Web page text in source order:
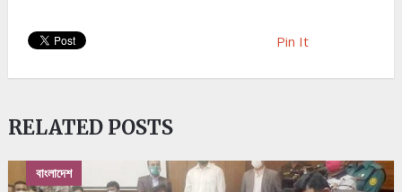
Pin It
RELATED POSTS
বাংলাদেশ